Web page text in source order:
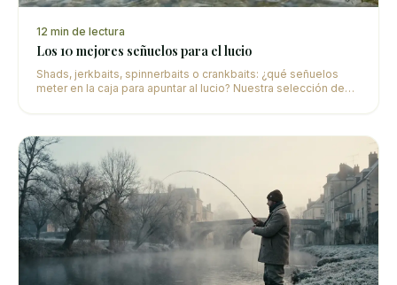
12 min de lectura
Los 10 mejores señuelos para el lucio
Shads, jerkbaits, spinnerbaits o crankbaits: ¿qué señuelos
meter en la caja para apuntar al lucio? Nuestra selección de